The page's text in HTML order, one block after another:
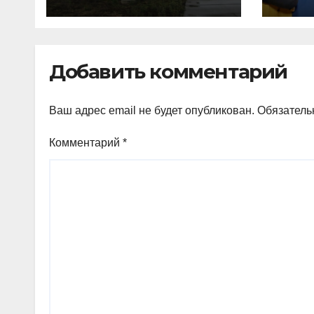
сделались все
Добавить комментарий
Ваш адрес email не будет опубликован.
Комментарий *